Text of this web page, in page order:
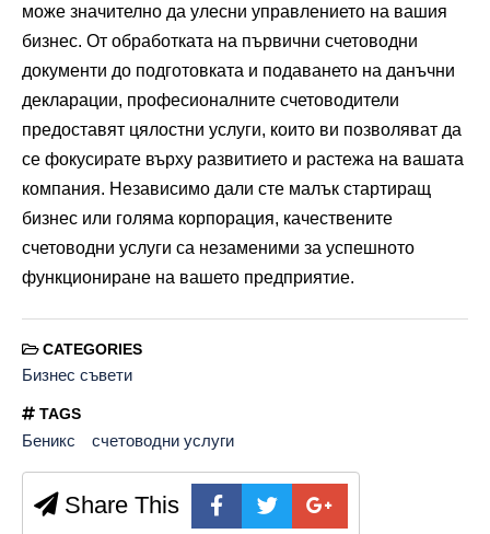
може значително да улесни управлението на вашия
бизнес. От обработката на първични счетоводни
документи до подготовката и подаването на данъчни
декларации, професионалните счетоводители
предоставят цялостни услуги, които ви позволяват да
се фокусирате върху развитието и растежа на вашата
компания. Независимо дали сте малък стартиращ
бизнес или голяма корпорация, качествените
счетоводни услуги са незаменими за успешното
функциониране на вашето предприятие.
CATEGORIES
Бизнес съвети
TAGS
Беникс счетоводни услуги
Share This